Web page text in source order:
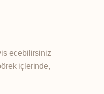
edebilirsiniz.
içlerinde,